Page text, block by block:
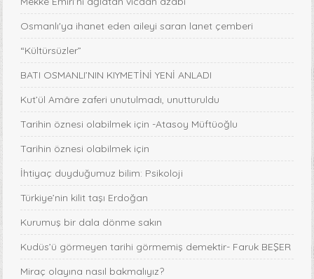
Osmanlı'ya ihanet eden aileyi saran lanet çemberi
“Kültürsüzler”
BATI OSMANLI’NIN KIYMETİNİ YENİ ANLADI
Kut’ül Amâre zaferi unutulmadı, unutturuldu
Tarihin öznesi olabilmek için -Atasoy Müftüoğlu
Tarihin öznesi olabilmek için
İhtiyaç duyduğumuz bilim: Psikoloji
Türkiye’nin kilit taşı Erdoğan
Kurumuş bir dala dönme sakın
Kudüs’ü görmeyen tarihi görmemiş demektir- Faruk BEŞER
Miraç olayına nasıl bakmalıyız?